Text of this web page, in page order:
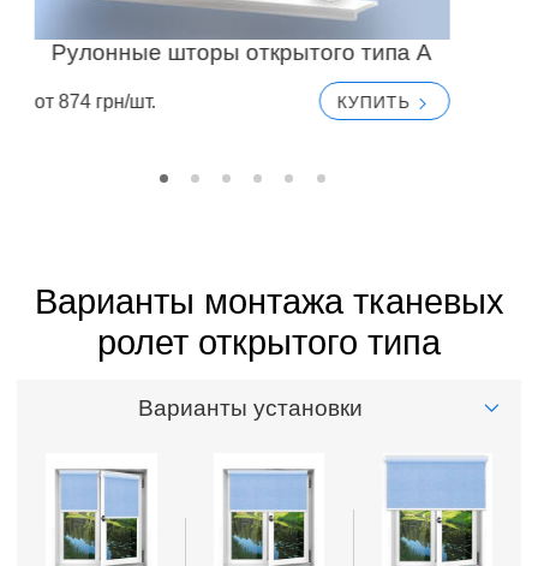
Рулонные шторы открытого типа A
от 874 грн/шт. КУПИТЬ
Варианты монтажа тканевых
ролет открытого типа
Варианты установки